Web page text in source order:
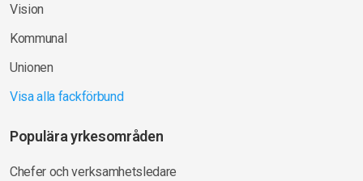
Vision
Kommunal
Unionen
Visa alla fackförbund
Populära yrkesområden
Chefer och verksamhetsledare